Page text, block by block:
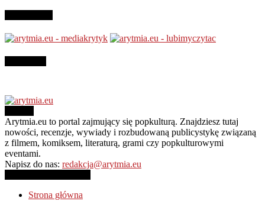
Arytmia.eu to portal zajmujący się popkulturą. Znajdziesz tutaj
nowości, recenzje, wywiady i rozbudowaną publicystykę związaną
z filmem, komiksem, literaturą, grami czy popkulturowymi
eventami.
Napisz do nas: redakcja@arytmia.eu
Strona główna